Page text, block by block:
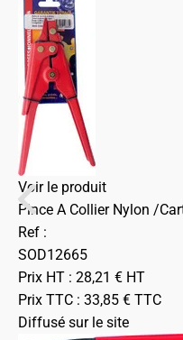
Voir le produit
Pince A Collier Nylon /
Ref :
SOD12665
Prix HT : 28,21 € HT
Prix TTC : 33,85 € TTC
Diffusé sur le site